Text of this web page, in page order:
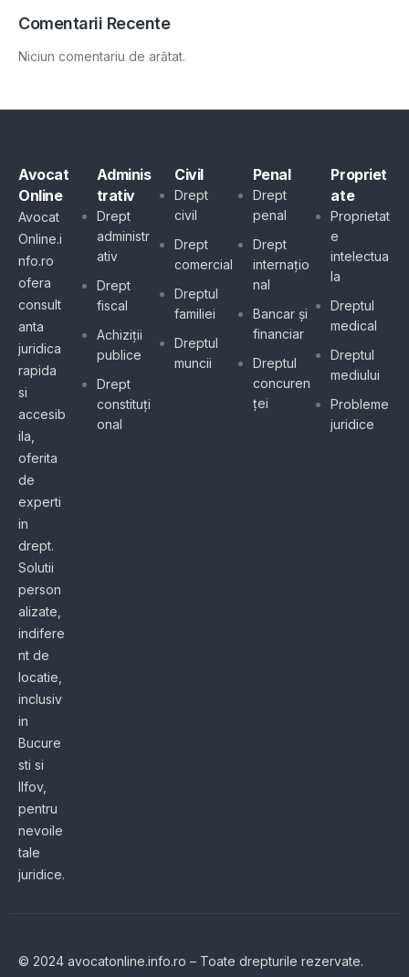
Comentarii Recente
Niciun comentariu de arătat.
Avocat
Online
Avocat
Online.i
nfo.ro
ofera
consult
anta
juridica
rapida
si
accesib
ila,
oferita
de
experti
in
drept.
Solutii
person
alizate,
indifere
nt de
locatie,
inclusiv
in
Bucure
sti si
Ilfov,
pentru
nevoile
tale
juridice.
Adminis
trativ
Drept
administr
ativ
Drept
fiscal
Achiziții
publice
Drept
constituți
onal
Civil
Drept
civil
Drept
comercial
Dreptul
familiei
Dreptul
muncii
Penal
Drept
penal
Drept
internațio
nal
Bancar și
financiar
Dreptul
concuren
ței
Propriet
ate
Proprietat
e
intelectua
la
Dreptul
medical
Dreptul
mediului
Probleme
juridice
© 2024 avocatonline.info.ro – Toate drepturile rezervate.